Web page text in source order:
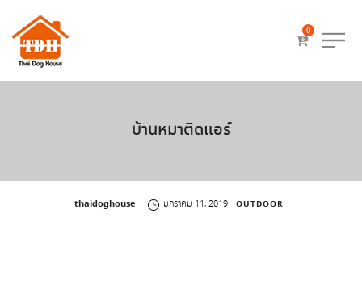
0
บ้านหมาติดแอร์
by
thaidoghouse มกราคม 11, 2019 OUTDOOR